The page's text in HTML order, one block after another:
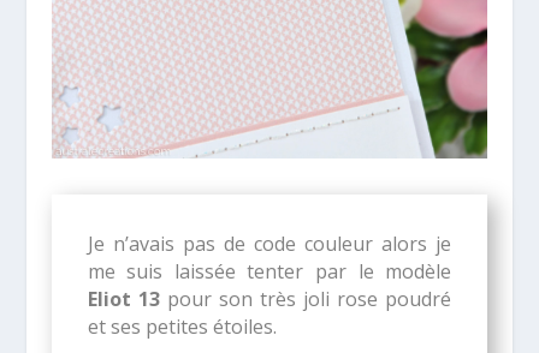
Je n’avais pas de code couleur alors je
me suis laissée tenter par le modèle
Eliot 13pour son très joli rose poudré
et ses petites étoiles.